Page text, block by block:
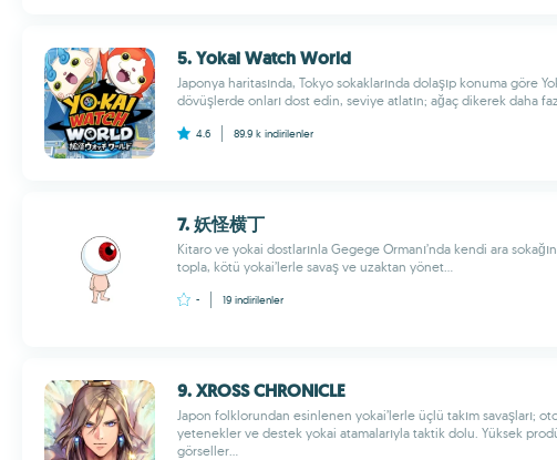
5. Yokai Watch World
Japonya haritasında, Tokyo sokaklarında dolaşıp konuma göre
dövüşlerde onları dost edin, seviye atlatın; ağaç dikerek daha
4.6 89.9 k indirilenler
7. 妖怪横丁
Kitaro ve yokai dostlarınla Gegege Ormanı’nda kendi ara
topla, kötü yokai’lerle savaş ve uzaktan yönet...
- 19 indirilenler
9. XROSS CHRONICLE
Japon folklorundan esinlenen yokai’lerle üçlü takım savaşları;
yetenekler ve destek yokai atamalarıyla taktik dolu. Yüksek
görseller...